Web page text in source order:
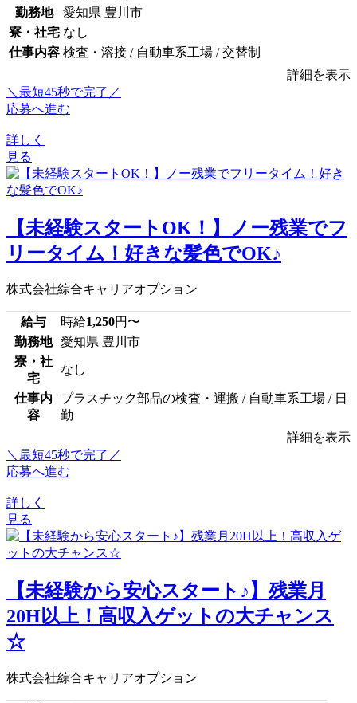
勤務地
愛知県 豊川市
寮・社宅 なし
仕事内容 検査・溶接 / 自動車系工場 / 交替制
詳細を表示
＼最短45秒で完了／
応募へ進む
詳しく
見る
【未経験スタートOK！】ノー残業でフ
リータイム！好きな髪色でOK♪
株式会社綜合キャリアオプション
給与 時給1,250円〜
勤務地
愛知県 豊川市
寮・社
宅
なし
仕事内
容
プラスチック部品の検査・運搬 / 自動車系工場 / 日
勤
詳細を表示
＼最短45秒で完了／
応募へ進む
詳しく
見る
【未経験から安心スタート♪】残業月
20H以上！高収入ゲットの大チャンス
☆
株式会社綜合キャリアオプション